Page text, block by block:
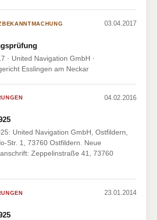
03.04.2017
· United Navigation GmbH ·
Esslingen am Neckar
04.02.2016
United Navigation GmbH, Ostfildern,
Str. 1, 73760 Ostfildern. Neue
Zeppelinstraße 41, 73760
23.01.2014